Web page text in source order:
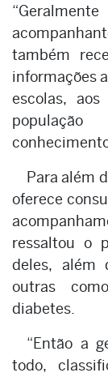
também
informações
escolas,
Para além
oferece
ressaltou o
deles, além
outras
diabetes.
“Então a
todo,